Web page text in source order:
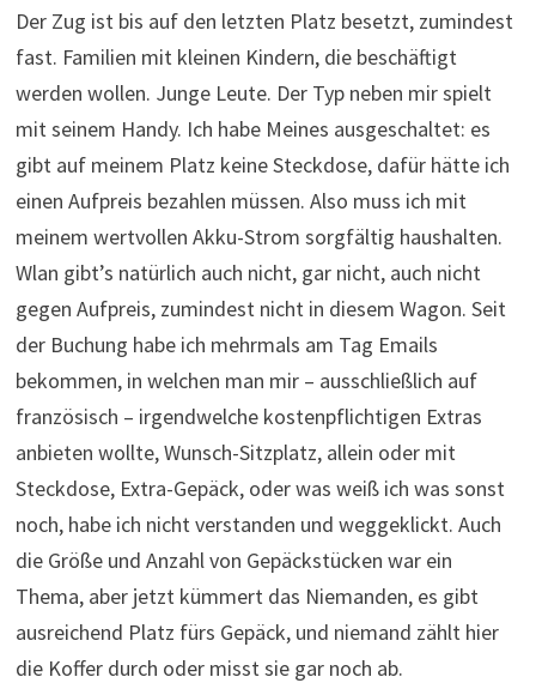
Der Zug ist bis auf den letzten Platz besetzt, zumindest
fast. Familien mit kleinen Kindern, die beschäftigt
werden wollen. Junge Leute. Der Typ neben mir spielt
mit seinem Handy. Ich habe Meines ausgeschaltet: es
gibt auf meinem Platz keine Steckdose, dafür hätte ich
einen Aufpreis bezahlen müssen. Also muss ich mit
meinem wertvollen Akku-Strom sorgfältig haushalten.
Wlan gibt’s natürlich auch nicht, gar nicht, auch nicht
gegen Aufpreis, zumindest nicht in diesem Wagon. Seit
der Buchung habe ich mehrmals am Tag Emails
bekommen, in welchen man mir – ausschließlich auf
französisch – irgendwelche kostenpflichtigen Extras
anbieten wollte, Wunsch-Sitzplatz, allein oder mit
Steckdose, Extra-Gepäck, oder was weiß ich was sonst
noch, habe ich nicht verstanden und weggeklickt. Auch
die Größe und Anzahl von Gepäckstücken war ein
Thema, aber jetzt kümmert das Niemanden, es gibt
ausreichend Platz fürs Gepäck, und niemand zählt hier
die Koffer durch oder misst sie gar noch ab.